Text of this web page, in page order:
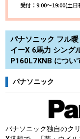
受付：9:00～19:00(土日
パナソニック フル
イーX 6馬力 シング
P160L7KNB につい
パナソニック
パナソニック独自のク